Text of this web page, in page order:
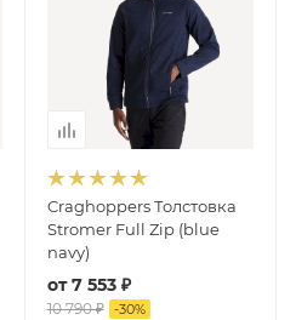
Craghoppers Толстовка
Stromer Full Zip (blue
navy)
от7 553 ₽
10 790 ₽ -30%